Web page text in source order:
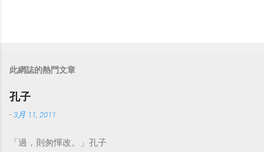
此網誌的熱門文章
孔子
-3月 11, 2011
「過，則匆憚改。」孔子